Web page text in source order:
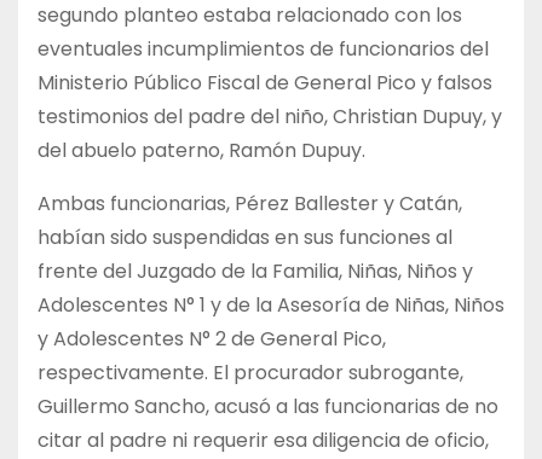
segundo planteo estaba relacionado con los
eventuales incumplimientos de funcionarios del
Ministerio Público Fiscal de General Pico y falsos
testimonios del padre del niño, Christian Dupuy, y
del abuelo paterno, Ramón Dupuy.
Ambas funcionarias, Pérez Ballester y Catán,
habían sido suspendidas en sus funciones al
frente del Juzgado de la Familia, Niñas, Niños y
Adolescentes N° 1 y de la Asesoría de Niñas, Niños
y Adolescentes N° 2 de General Pico,
respectivamente. El procurador subrogante,
Guillermo Sancho, acusó a las funcionarias de no
citar al padre ni requerir esa diligencia de oficio,